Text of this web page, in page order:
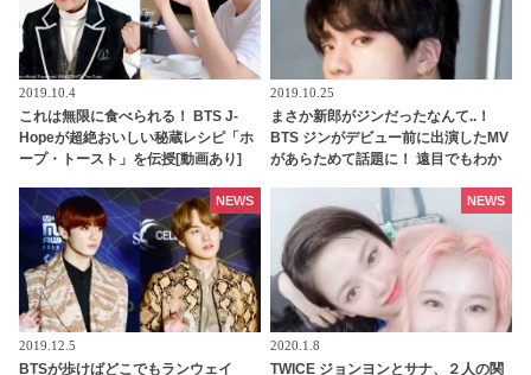
2019.10.4
これは無限に食べられる！ BTS J-
Hopeが超絶おいしい秘蔵レシピ「ホ
ープ・トースト」を伝授[動画あり]
2019.10.25
まさか新郎がジンだったなんて..！
BTS ジンがデビュー前に出演したMV
があらためて話題に！ 遠目でもわか
愕…貴重すぎる映像に感激
2019.12.5
BTSが歩けばどこでもランウェイ
NEWS
2020.1.8
TWICE ジョンヨンとサナ、２人の関
NEWS